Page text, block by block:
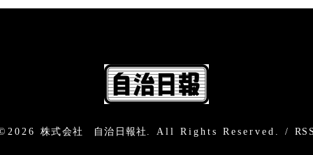
株式会社 自治日報社 . All Rights Reserved. /